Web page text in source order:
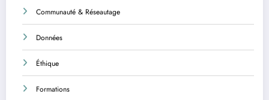
Communauté & Réseautage
Données
Éthique
Formations